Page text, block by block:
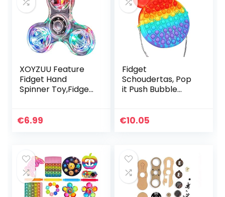
XOYZUU Feature
Fidget Hand
Spinner Toy,Fidget
Fidget Spinner Toy,
€6.99
Fidget
Schoudertas, Pop
it Push Bubble
Cross Body Bag,
€10.05